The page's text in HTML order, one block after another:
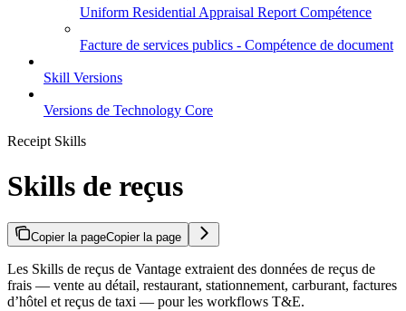
Uniform Residential Appraisal Report Compétence
Facture de services publics - Compétence de document
Skill Versions
Versions de Technology Core
Receipt Skills
Skills de reçus
Copier la pageCopier la page
Les Skills de reçus de Vantage extraient des données de reçus de
frais — vente au détail, restaurant, stationnement, carburant, factures
d’hôtel et reçus de taxi — pour les workflows T&E.